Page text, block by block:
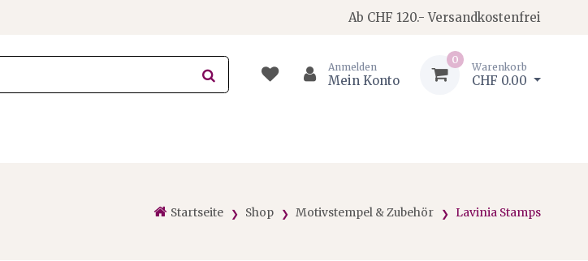
Ab CHF 120.- Versandkostenfrei
Anmelden
Mein Konto
0
Warenkorb
CHF 0.00
Startseite Shop Motivstempel & Zubehör Lavinia Stamps